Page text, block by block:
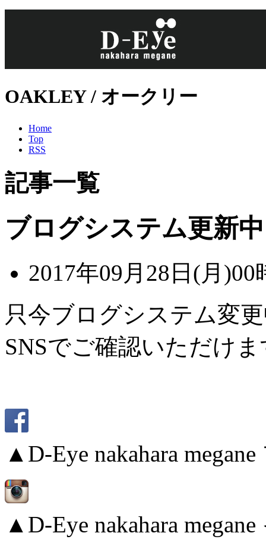
OAKLEY / オークリー
Home
Top
RSS
記事一覧
ブログシステム更新中
2017年09月28日(月)00
只今ブログシステム変
SNSでご確認いただけ
▲D-Eye nakahara
▲D-Eye nakahara